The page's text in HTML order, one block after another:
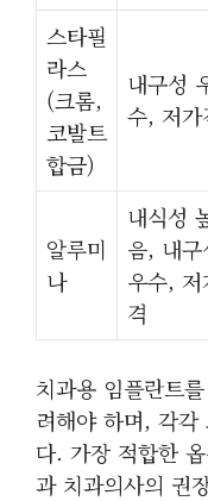
스타필
라스
(크롬,
코발트
합금)
내구성
수, 저가
알루미
나
내식성
음, 내구
우수, 저
격
치과용 임플란트
려해야 하며, 각각
다. 가장 적합한
과 치과의사의 권